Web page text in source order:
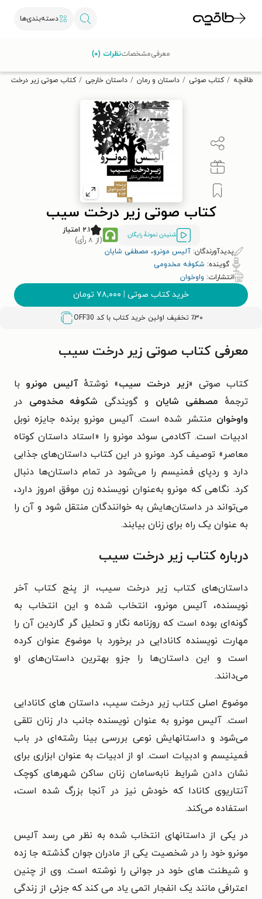
دسته‌بندی‌ها
تخفیف از طاقچه دریافت کن.
طاقچه کتاب صوتی داستان و رمان داستان خارجی کتاب صوتی زیر درخت
کتاب صوتی زیر درخت سیب
شنیدن نمونۀ رایگان
۲.۱ امتیاز
(از ۸ رأی)
پدیدآورندگان: آلیس مونرو، مصطفی شایان
گوینده: شکوفه مخدومی
انتشارات: واوخوان
خرید کتاب صوتی | ۷۸,۰۰۰ تومان
٪۳۰ تخفیف اولین خرید کتاب با کد OFF30
معرفیمشخصاتنظرات (۰)
معرفی کتاب صوتی زیر درخت سیب
کتاب صوتی «زیر درخت سیب» نوشتهٔآلیس مونرو با
ترجمهٔ مصطفی شایان و گویندگی شکوفه مخدومی در
واوخوان منتشر شده است.آلیس مونرو برنده جایزه نوبل
ادبیات است. آکادمی سوئد مونرو را «استاد داستان کوتاه
معاصر» توصیف کرد. مونرو در این کتاب داستان‌های جذابی
دارد و ردپای فمنیسم را می‌شود در تمام داستان‌ها دنبال
کرد. نگاهی که مونرو به‌عنوان نویسنده زن موفق امروز دارد،
می‌تواند در داستان‌هایش به خوانندگان منتقل شود و آن را
به عنوان یک راه برای زنان بیابند.
درباره کتاب زیر درخت سیب
داستان‌‌های کتاب زیر درخت سیب، از پنج کتاب آخر
نویسنده، آلیس مونرو، انتخاب شده و این انتخاب به
گونه‌ای بوده است که روزنامه نگار و تحلیل گر گاردین آن را
مهارت نویسنده کانادایی در برخورد با موضوع عنوان کرده
است و این داستان‌ها را جزو بهترین داستان‌های او
می‌دانند.
موضوع اصلی کتاب زیر درخت سیب، داستان های کانادایی
است. آلیس مونرو به عنوان نویسنده جانب دار زنان تلقی
می‌شود و داستانهایش نوعی بررسی بینا رشته‌ای در باب
فمینیسم و ادبیات است. او از ادبیات به عنوان ابزاری برای
نشان دادن شرایط نابه‌سامان زنان ساکن شهرهای کوچک
آنتاریوی کانادا که خودش نیز در آنجا بزرگ شده است،
استفاده می‌کند.
در یکی از داستانهای انتخاب شده به نظر می رسد آلیس
مونرو خود را در شخصیت یکی از مادران جوان گذشته جا زده
و شیطنت های خود در جوانی را نوشته است. وی از چنین
اعترافی مانند یک انفجار اتمی یاد می کند که جزئی از زندگی